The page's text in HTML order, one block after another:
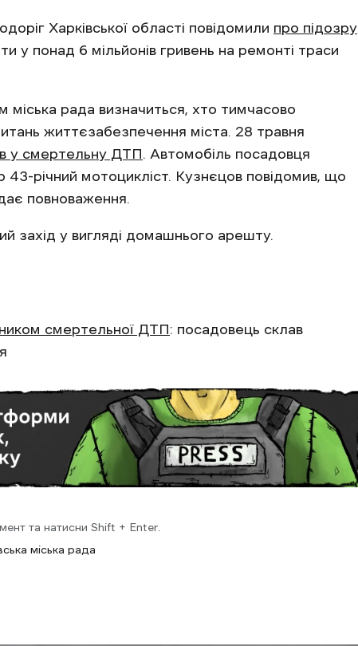
Харківської області повідомили про підозру
у понад 6 мільйонів гривень на ремонті траси
рада визначиться, хто тимчасово
життєзабезпечення міста. 28 травня
у смертельну ДТП. Автомобіль посадовця
43-річний мотоцикліст. Кузнєцов повідомив, що
повноваження.
захід у вигляді домашнього арешту.
смертельної ДТП: посадовець склав
та натисни Shift + Enter.
міська рада